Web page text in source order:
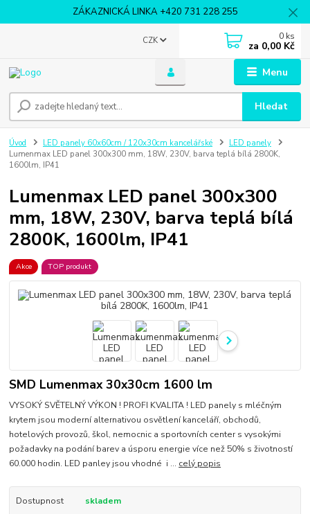
ZÁKAZNICKÁ LINKA +420 731 228 255
Menu
CZK
Hledat
0 ks
za 0,00 Kč
Úvod LED panely 60x60cm / 120x30cm kancelářské
LED panely
Lumenmax LED panel 300x300 mm, 18W, 230V, barva teplá bílá 2800K,
1600lm, IP41
Lumenmax LED panel 300x300
mm, 18W, 230V, barva teplá bílá
2800K, 1600lm, IP41
Akce TOP produkt
SMD Lumenmax 30x30cm 1600 lm
VYSOKÝ SVĚTELNÝ VÝKON ! PROFI KVALITA ! LED panely s mléčným
krytem jsou moderní alternativou osvětlení kanceláří, obchodů,
hotelových provozů, škol, nemocnic a sportovních center s vysokými
požadavky na podání barev a úsporu energie více než 50% s životností
60.000 hodin. LED panley jsou vhodné i ... celý popis
Dostupnost
skladem